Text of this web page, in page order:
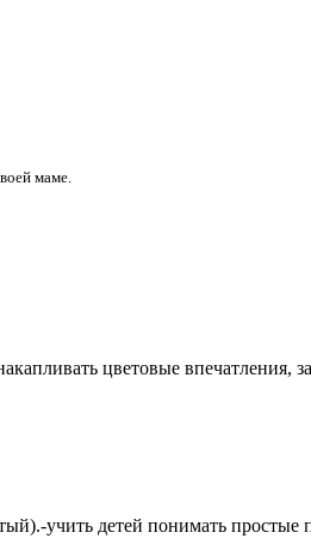
маме.
цветовые впечатления,
учить детей понимать